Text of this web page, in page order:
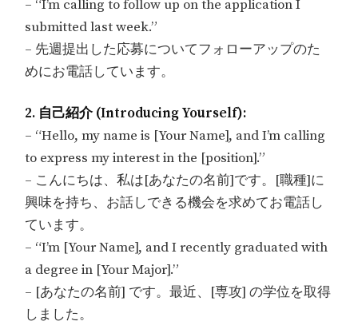
– “I’m calling to follow up on the application I
submitted last week.”
– 先週提出した応募についてフォローアップのた
めにお電話しています。
2. 自己紹介 (Introducing Yourself):
– “Hello, my name is [Your Name], and I’m calling
to express my interest in the [position].”
– こんにちは、私は[あなたの名前]です。[職種]に
興味を持ち、お話しできる機会を求めてお電話し
ています。
– “I’m [Your Name], and I recently graduated with
a degree in [Your Major].”
– [あなたの名前] です。最近、[専攻] の学位を取得
しました。